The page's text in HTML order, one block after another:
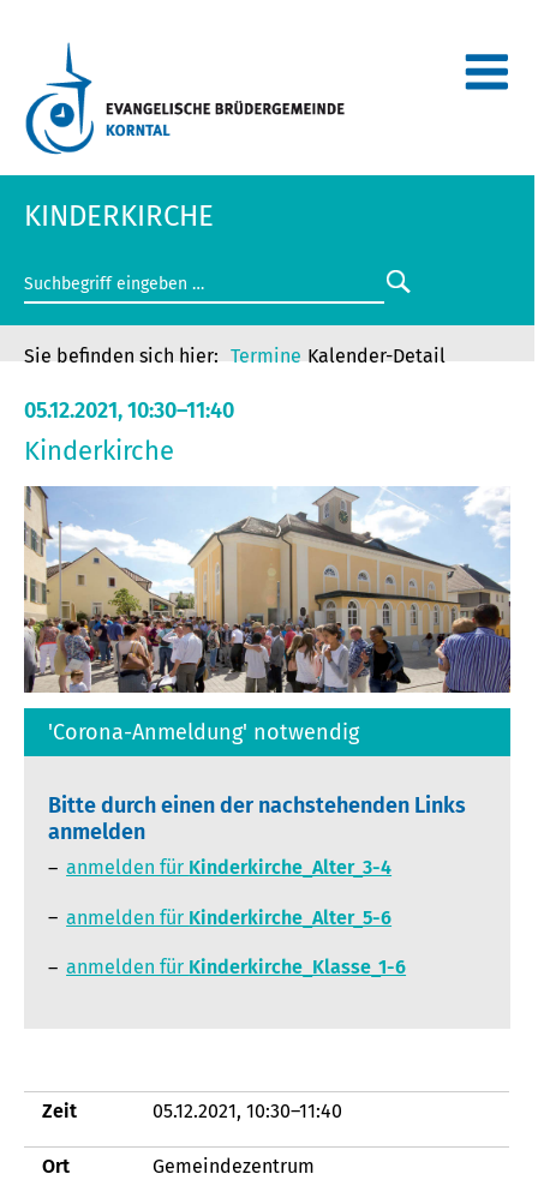
KINDERKIRCHE
Termine Kalender-Detail
05.12.2021, 10:30–11:40
Kinderkirche
'Corona-Anmeldung' notwendig
Bitte durch einen der nachstehenden Links
anmelden
anmelden für Kinderkirche_Alter_3-4
anmelden für Kinderkirche_Alter_5-6
anmelden für Kinderkirche_Klasse_1-6
Zeit 05.12.2021, 10:30–11:40
Ort Gemeindezentrum